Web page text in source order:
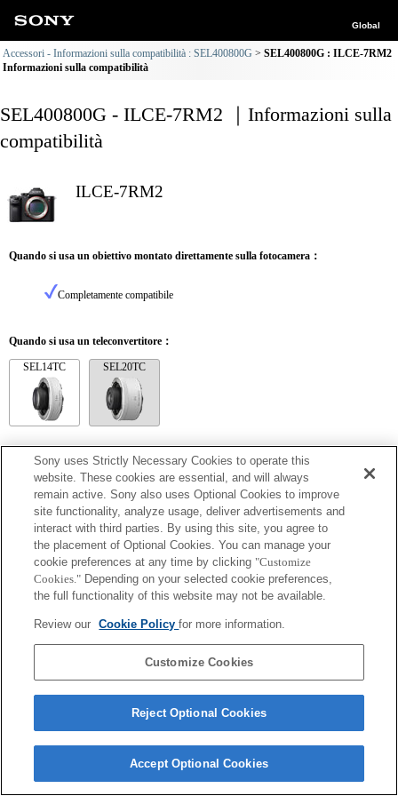
Global
Accessori - Informazioni sulla compatibilità : SEL400800G
SEL400800G : ILCE-7RM2
Informazioni sulla compatibilità
SEL400800G - ILCE-7RM2 ｜Informazioni sulla
compatibilità
ILCE-7RM2
Quando si usa un obiettivo montato direttamente sulla fotocamera：
Completamente compatibile
Quando si usa un teleconvertitore：
SEL14TC SEL20TC
SEL14TC
Non è possibile utilizzare l'AF a rilevamento di fase sul piano focale, verrà utilizzato
il Contrasto AF.
I valori del diaframma superiori a 64 nella guida dell'impostazione di esposizione non
verranno visualizzati correttamente.
Copyright 2026 Sony Corporation
Sony uses Strictly Necessary Cookies to operate this
website. These cookies are essential, and will always
remain active. Sony also uses Optional Cookies to improve
site functionality, analyze usage, deliver advertisements and
interact with third parties. By using this site, you agree to
the placement of Optional Cookies. You can manage your
cookie preferences at any time by clicking "Customize
Cookies." Depending on your selected cookie preferences,
the full functionality of this website may not be available.
Review our Cookie Policyfor more information.
Customize Cookies
Reject Optional Cookies
Accept Optional Cookies